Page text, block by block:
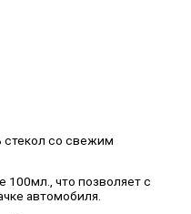
стекол со свежим
100мл., что позволяет с
автомобиля.